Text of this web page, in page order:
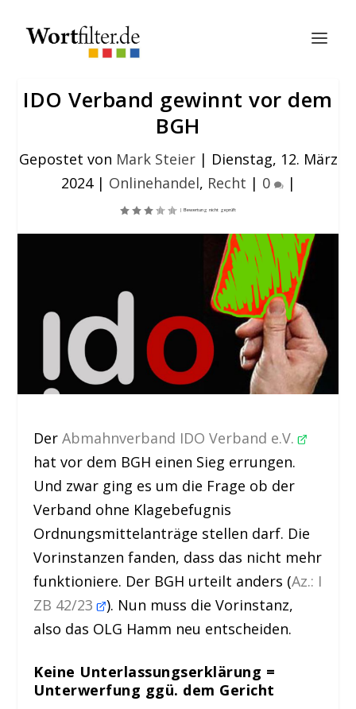
IDO Verband gewinnt vor dem
BGH
Gepostet von Mark Steier| Dienstag, 12. März
2024| Onlinehandel, Recht | 0 |
DerAbmahnverband IDO Verband e.V.
hat vor dem BGH einen Sieg errungen.
Und zwar ging es um die Frage ob der
Verband ohne Klagebefugnis
Ordnungsmittelanträge stellen darf. Die
Vorinstanzen fanden, dass das nicht mehr
funktioniere. Der BGH urteilt anders (Az.: I
ZB 42/23 ). Nun muss die Vorinstanz,
also das OLG Hamm neu entscheiden.
Keine Unterlassungserklärung =
Unterwerfung ggü. dem Gericht